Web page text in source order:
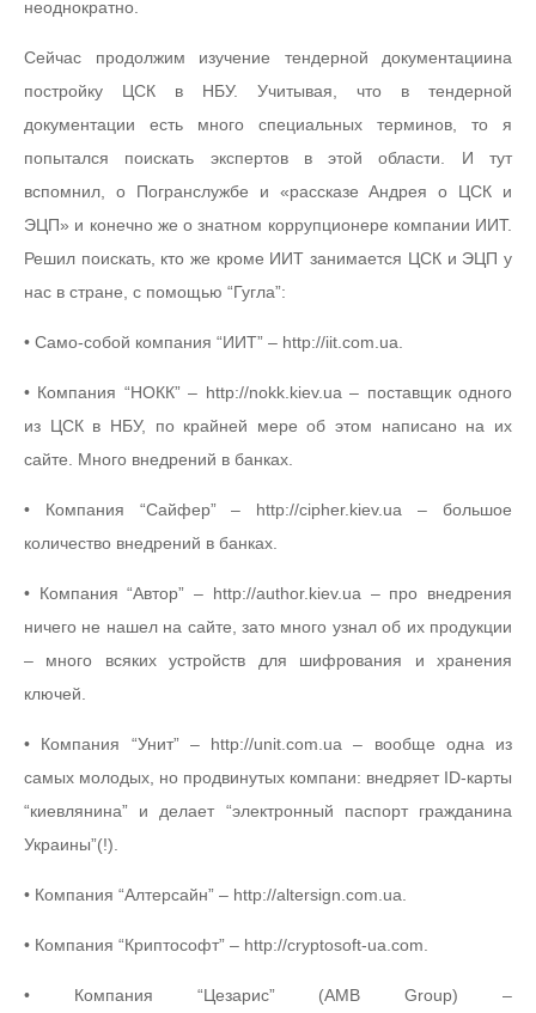
неоднократно.
Сейчас продолжим изучение тендерной документациина
постройку ЦСК в НБУ. Учитывая, что в тендерной
документации есть много специальных терминов, то я
попытался поискать экспертов в этой области. И тут
вспомнил, о Погранслужбе и «рассказе Андрея о ЦСК и
ЭЦП» и конечно же о знатном коррупционере компании ИИТ.
Решил поискать, кто же кроме ИИТ занимается ЦСК и ЭЦП у
нас в стране, с помощью “Гугла”:
• Само-собой компания “ИИТ” – http://iit.com.ua.
• Компания “НОКК” – http://nokk.kiev.ua – поставщик одного
из ЦСК в НБУ, по крайней мере об этом написано на их
сайте. Много внедрений в банках.
• Компания “Сайфер” – http://cipher.kiev.ua – большое
количество внедрений в банках.
• Компания “Автор” – http://author.kiev.ua – про внедрения
ничего не нашел на сайте, зато много узнал об их продукции
– много всяких устройств для шифрования и хранения
ключей.
• Компания “Унит” – http://unit.com.ua – вообще одна из
самых молодых, но продвинутых компани: внедряет ID-карты
“киевлянина” и делает “электронный паспорт гражданина
Украины”(!).
• Компания “Алтерсайн” – http://altersign.com.ua.
• Компания “Криптософт” – http://cryptosoft-ua.com.
• Компания “Цезарис” (AMB Group) –